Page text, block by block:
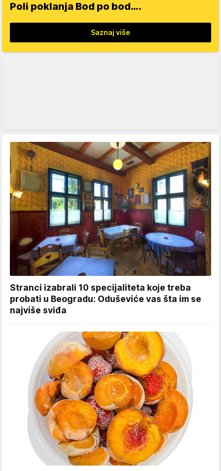
Poli poklanja Bod po bod….
Saznaj više
Stranci izabrali 10 specijaliteta koje treba
probati u Beogradu: Oduševiće vas šta im se
najviše sviđa